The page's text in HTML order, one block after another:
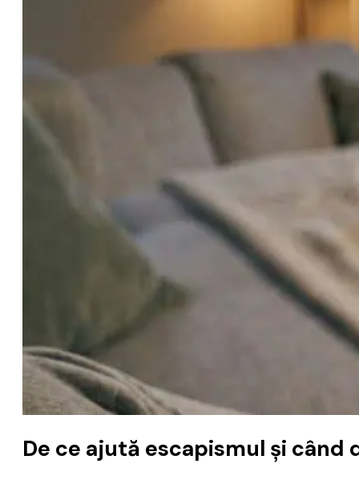
De ce ajută escapismul și când